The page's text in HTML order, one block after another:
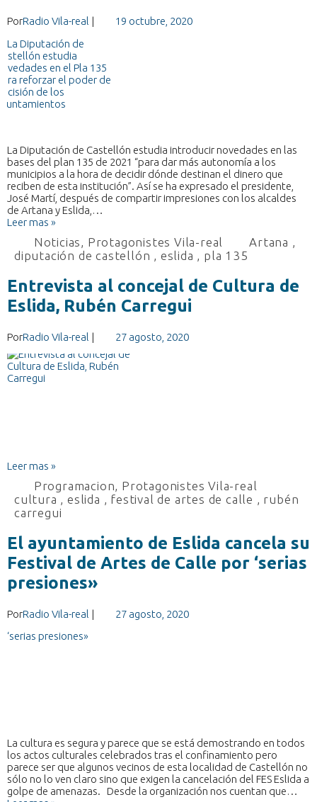
PorRadio Vila-real | 19 octubre, 2020
La Diputación de Castellón estudia introducir novedades en las
bases del plan 135 de 2021 “para dar más autonomía a los
municipios a la hora de decidir dónde destinan el dinero que
reciben de esta institución”. Así se ha expresado el presidente,
José Martí, después de compartir impresiones con los alcaldes
de Artana y Eslida,…
Leer mas »
Noticias, Protagonistes Vila-real Artana ,
diputación de castellón , eslida , pla 135
Entrevista al concejal de Cultura de
Eslida, Rubén Carregui
PorRadio Vila-real | 27 agosto, 2020
Leer mas »
Programacion, Protagonistes Vila-real
cultura ,eslida , festival de artes de calle , rubén
carregui
El ayuntamiento de Eslida cancela su
Festival de Artes de Calle por ‘serias
presiones»
PorRadio Vila-real | 27 agosto, 2020
La cultura es segura y parece que se está demostrando en todos
los actos culturales celebrados tras el confinamiento pero
parece ser que algunos vecinos de esta localidad de Castellón no
sólo no lo ven claro sino que exigen la cancelación del FES Eslida a
golpe de amenazas. Desde la organización nos cuentan que…